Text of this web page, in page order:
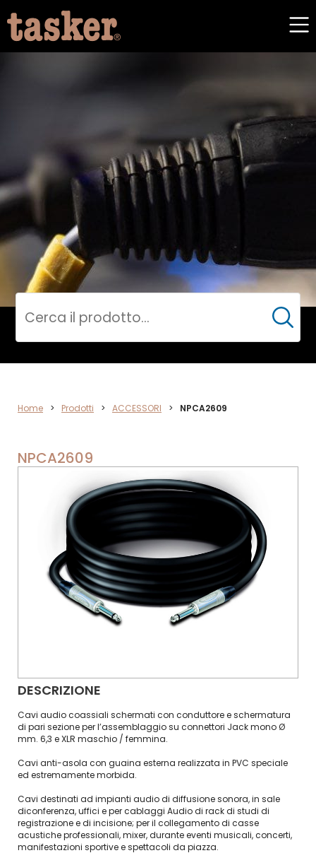
ACCESSORI
Cerca
Home > Prodotti > ACCESSORI > NPCA2609
NPCA2609
DESCRIZIONE
Cavi audio coassiali schermati con conduttore e schermatura
di pari sezione per l’assemblaggio su connettori Jack mono Ø
mm. 6,3 e XLR maschio / femmina.
Cavi anti-asola con guaina esterna realizzata in PVC speciale
ed estremamente morbida.
Cavi destinati ad impianti audio di diffusione sonora, in sale
diconferenza, uffici e per cablaggi Audio di rack di studi di
registrazione e di incisione; per il collegamento di casse
acustiche professionali, mixer, durante eventi musicali, concerti,
manifestazioni sportive e spettacoli da piazza.